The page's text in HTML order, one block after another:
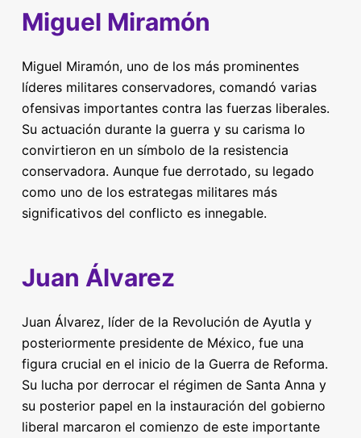
Miguel Miramón
Miguel Miramón, uno de los más prominentes
líderes militares conservadores, comandó varias
ofensivas importantes contra las fuerzas liberales.
Su actuación durante la guerra y su carisma lo
convirtieron en un símbolo de la resistencia
conservadora. Aunque fue derrotado, su legado
como uno de los estrategas militares más
significativos del conflicto es innegable.
Juan Álvarez
Juan Álvarez, líder de la Revolución de Ayutla y
posteriormente presidente de México, fue una
figura crucial en el inicio de la Guerra de Reforma.
Su lucha por derrocar el régimen de Santa Anna y
su posterior papel en la instauración del gobierno
liberal marcaron el comienzo de este importante